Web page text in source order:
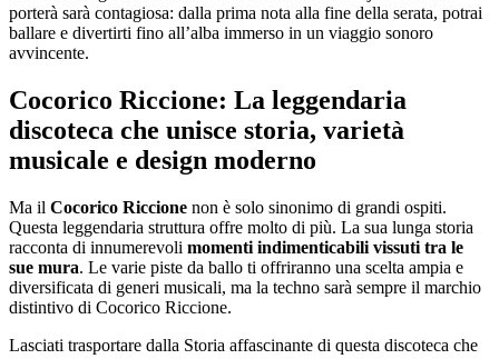
porterà sarà contagiosa: dalla prima nota alla fine della serata, potrai
ballare e divertirti fino all’alba immerso in un viaggio sonoro
avvincente.
Cocorico Riccione: La leggendaria
discoteca che unisce storia, varietà
musicale e design moderno
Ma il Cocorico Riccione non è solo sinonimo di grandi ospiti.
Questa leggendaria struttura offre molto di più. La sua lunga storia
racconta di innumerevoli momenti indimenticabili vissuti tra le
sue mura. Le varie piste da ballo ti offriranno una scelta ampia e
diversificata di generi musicali, ma la techno sarà sempre il marchio
distintivo di Cocorico Riccione.
Lasciati trasportare dalla Storia affascinante di questa discoteca che